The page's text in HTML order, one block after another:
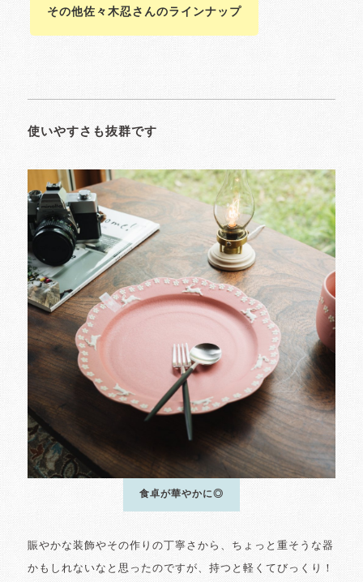
その他佐々木忍さんのラインナップ
使いやすさも抜群です
食卓が華やかに◎
賑やかな装飾やその作りの丁寧さから、ちょっと重そうな器
かもしれないなと思ったのですが、持つと軽くてびっくり！